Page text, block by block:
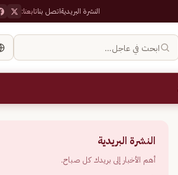
النشرة البريديةاتصل بناتابعنا:
ابحث في عاجل…
النشرة البريدية
أهم الأخبار إلى بريدك كل صباح.